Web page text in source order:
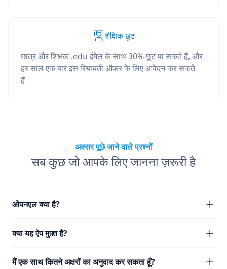
शैक्षिक छूट
छात्र और शिक्षक .edu ईमेल के साथ 30% छूट पा सकते हैं, और
हर साल एक बार इस रियायती ऑफर के लिए आवेदन कर सकते
हैं।
अक्सर पूछे जाने वाले प्रश्नों
सब कुछ जो आपके लिए जानना ज़रूरी है
ओपनएल क्या है?
क्या यह ऐप मुफ़्त है?
मैं एक साथ कितने अक्षरों का अनुवाद कर सकता हूँ?